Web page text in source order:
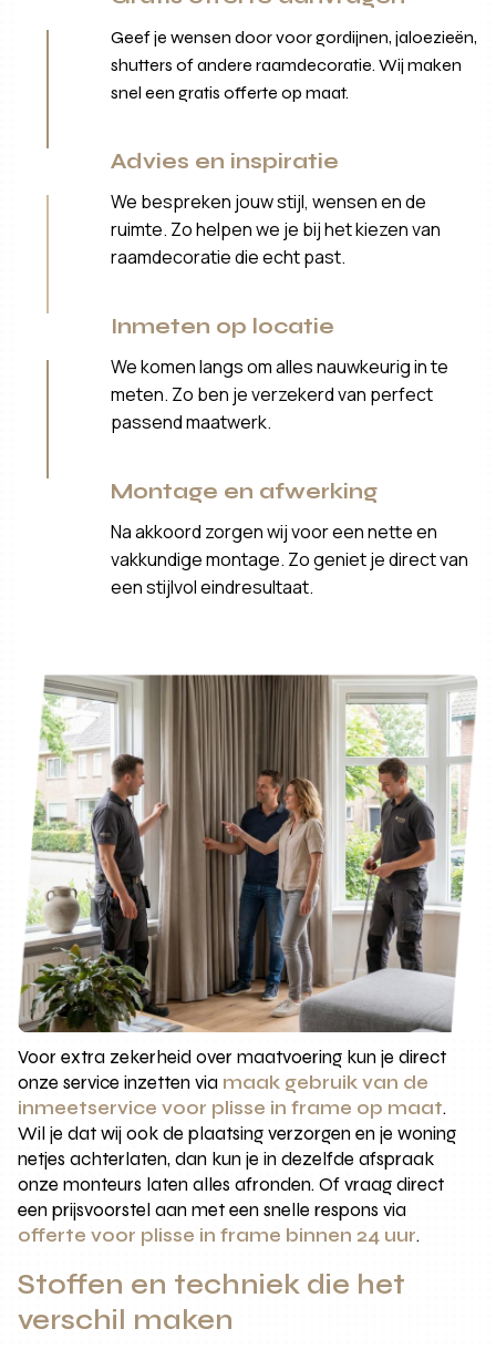
Geef je wensen door voor gordijnen, jaloezieën,
shutters of andere raamdecoratie. Wij maken
snel een gratis offerte op maat.
Advies en inspiratie
We bespreken jouw stijl, wensen en de
ruimte. Zo helpen we je bij het kiezen van
raamdecoratie die echt past.
Inmeten op locatie
We komen langs om alles nauwkeurig in te
meten. Zo ben je verzekerd van perfect
passend maatwerk.
Montage en afwerking
Na akkoord zorgen wij voor een nette en
vakkundige montage. Zo geniet je direct van
een stijlvol eindresultaat.
Voor extra zekerheid over maatvoering kun je direct
onze service inzetten via maak gebruik van de
inmeetservice voor plisse in frame op maat.
Wil je dat wij ook de plaatsing verzorgen en je woning
netjes achterlaten, dan kun je in dezelfde afspraak
onze monteurs laten alles afronden. Of vraag direct
een prijsvoorstel aan met een snelle respons via
offerte voor plisse in frame binnen 24 uur.
Stoffen en techniek die het
verschil maken